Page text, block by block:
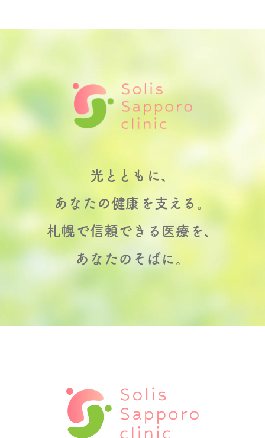
光とともに、
あなたの健康を支える。
札幌で信頼できる医療を、
あなたのそばに。